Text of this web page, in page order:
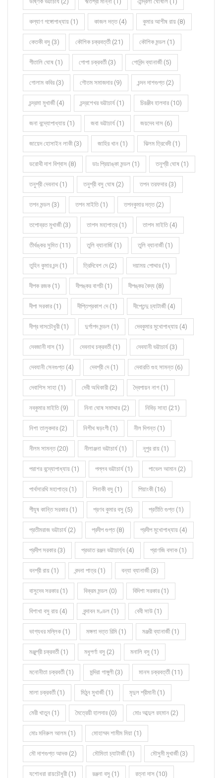
কল্যাণ গঙ্গোপাধ্যায় (1) কাজল দত্ত (4) কুমার আশীষ রায় (8)
কেতকী বসু (3) কৌশিক চক্রবর্ত্তী (21) কৌশিক মন্ডল (1)
গীতালি ঘোষ (1) গোপা চক্রবর্তী (3) গোবিন্দ ব্যানার্জী (5)
গোলাম কবির (3) গৌতম সমাজদার (9) চন্দন দাশগুপ্ত (2)
চন্দ্রমা মুখার্জী (4) চন্দ্রশেখর ভট্টাচার্য (1) চিরঞ্জীব হালদার (10)
জনা বন্দ্যোপাধ্যায় (1) জবা ভট্টাচার্য (1) জয়দেব দাস (6)
জায়েদ হোসাইন লাকী (3) জাহির খান (1) ঝিলম ত্রিবেদী (1)
ডরোথী দাশ বিশ্বাস (8) ডাঃ প্রিয়াঙ্কা মন্ডল (1) তনুশ্রী ঘোষ (1)
তনুশ্রী দেবনাথ (1) তনুশ্রী বসু ঘোষ (2) তপন তরফদার (3)
তপন মন্ডল (3) তপন মাইতি (1) তপনকুমার দত্ত (2)
তপোব্রত মুখার্জী (3) তাপস মহাপাত্র (1) তাপস মাইতি (4)
তীর্থঙ্কর সুমিত (11) তুলি ব্যানার্জি (1) তুলি ব্যানার্জী (1)
তুহিন কুমার চন্দ (1) ত্রিদিবেশ দে (2) দয়াময় পোদ্দার (1)
দীপক রজক (1) দীপঙ্কর বাগচী (1) দীপঙ্কর বৈদ্য (8)
দীপা সরকার (1) দীপ্তিপ্রকাশ দে (1) দীপ্তেন্দু চ্যাটার্জী (4)
দীপ্র দাসচৌধুরী (1) দুর্গাপদ মন্ডল (1) দেবকুমার মুখোপাধ্যায় (4)
দেবজানী দাস (1) দেবনাথ চক্রবর্তী (1) দেবযানী ভট্টাচার্য (3)
দেবযানী সেনগুপ্ত (4) দেবশ্রী দে (1) দেবারতি গুহ সামন্ত (6)
দেবাশিস সাহা (1) দেবী অধিকারী (2) দ্বৈপায়ন নাগ (1)
নবকুমার মাইতি (9) নিনা ঘোষ সমাদ্দার (2) নিবিড় সাহা (21)
নিশা তালুকদার (2) নিশীথ ষড়ংগী (1) নীল দিগন্ত (1)
নীলম সামন্ত (20) নীলাঞ্জনা ভট্টাচার্য (1) নূপুর রায় (1)
পরাশর বন্দ্যোপাধ্যায় (1) পল্লব ভট্টাচার্য (1) পাভেল আমান (2)
পার্থসারথি মহাপাত্র (1) পিনাকী বসু (1) পিয়াংকী (16)
পীযূষ কান্তি সরকার (1) প্রণব কুমার বসু (5) প্রতীতি গুপ্ত (1)
প্রতীমরাজ ভট্টাচার্য (2) প্রদীপ গুপ্ত (8) প্রদীপ মুখোপাধ্যায় (4)
প্রদীপ সরকার (3) প্রভাত রঞ্জন ভট্টাচার্য্য (4) প্রাণজি বসাক (1)
বনশ্রী রায় (1) বন্দনা পাত্র (1) বন্যা ব্যানার্জী (3)
বাসুদেব সরকার (1) বিক্রম মন্ডল (0) বিদিশা সরকার (1)
বিশাখা বসু রায় (4) বৃন্দাবন মণ্ডল (1) বেবী সাউ (1)
ভাগ্যধর মল্লিক (1) মঙ্গলা দত্ত রিমি (1) মঞ্জরী ব্যানার্জী (1)
মঞ্জুশ্রী চক্রবর্তী (1) মধুপর্ণা বসু (2) মনালি বসু (1)
মনোনীতা চক্রবর্তী (1) মন্দিরা গাঙ্গুলী (3) মানস চক্রবর্ত্তী (11)
মালা চক্রবর্তী (1) মিঠুন মুখার্জী (1) মৃদুল শ্রীমানী (1)
মেরী খাতুন (1) মৈত্রেয়ী হালদার (0) মোঃ আব্দুল রহমান (2)
মোঃ মনিরুল আলম (1) মোহাম্মদ শামীম মিয়া (1)
মৌ দাশগুপ্ত আদক (2) মৌমিতা চ্যাটার্জী (1) মৌসুমী মুখার্জী (3)
যশোধরা রায়চৌধুরী (1) রঞ্জনা বসু (1) রত্না দাস (10)